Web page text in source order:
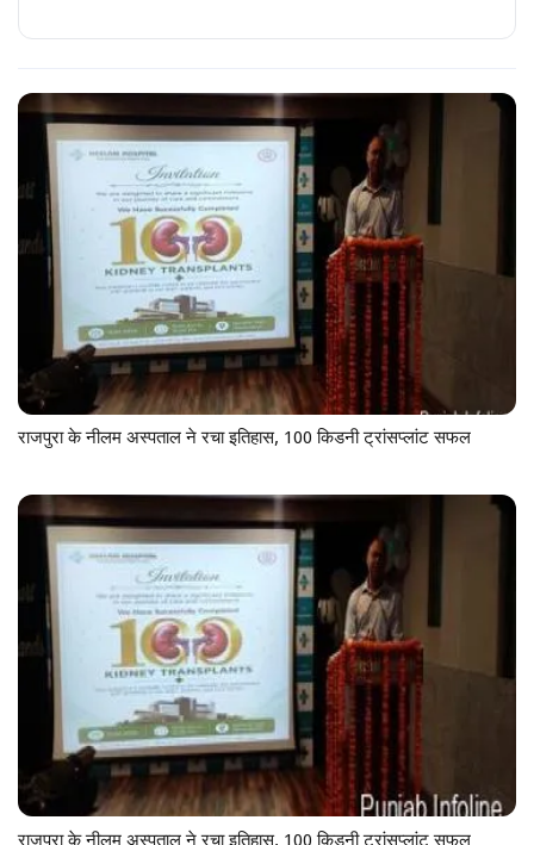
राजपुरा के नीलम अस्पताल ने रचा इतिहास, 100 किडनी ट्रांसप्लांट सफल